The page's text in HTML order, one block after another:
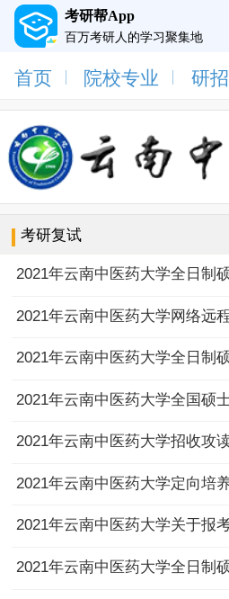
考研帮App
百万考研人的学习聚集地
首页 院校专业 研招
考研复试